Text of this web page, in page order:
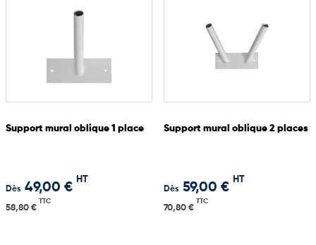
Support mural oblique 1 place
Dès 49,00 €
HT
58,80 €
TTC
Support mural oblique 2 places
Dès 59,00 €
HT
70,80 €
TTC